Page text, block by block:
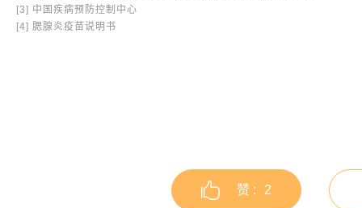
[3] 中国疾病预防控制中心
[4] 腮腺炎疫苗说明书
赞 : 2